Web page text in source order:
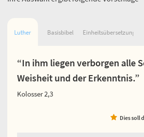
Luther Basisbibel Einheitsübersetzung
“In ihm liegen verborgen alle
Weisheit und der Erkenntnis.”
Kolosser 2,3
Dies soll